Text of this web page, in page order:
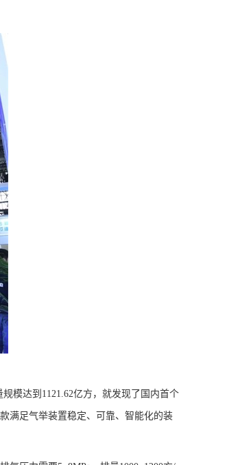
模达到1121.62亿方，就发现了国内首个
满足气举装置稳定、可靠、智能化的装